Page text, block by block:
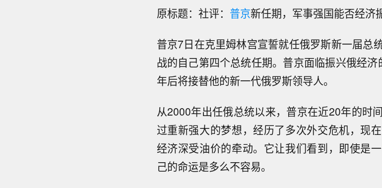
原标题：社评： 普京新任期，军事强国能否经济
普京7日在克里姆林宫宣誓就任俄罗斯新一届总
战的自己第四个总统任期。普京面临振兴俄经
年后将接替他的新一代俄罗斯领导人。
从2000年出任俄总统以来，普京在近20年的时
过重新强大的梦想，经历了多次外交危机，现
经济深受油价的牵动。它让我们看到，即使是
己的命运是多么不容易。